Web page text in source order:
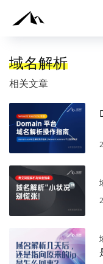
域名解析
相关文章